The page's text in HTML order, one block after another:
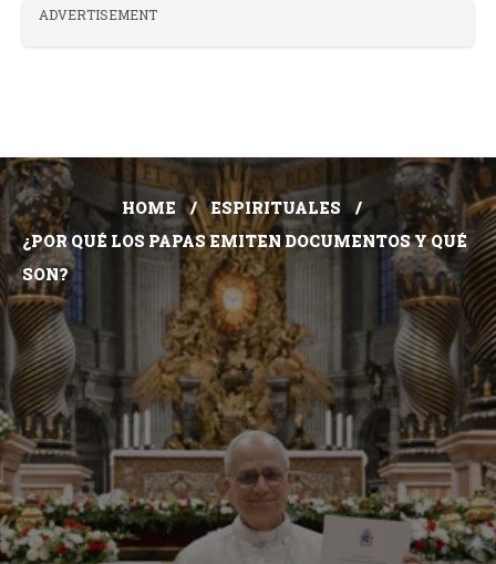
ADVERTISEMENT
HOME
ESPIRITUALES
¿POR QUÉ LOS PAPAS EMITEN DOCUMENTOS Y QUÉ
SON?